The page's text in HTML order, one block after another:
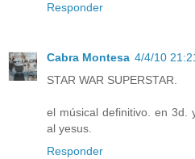
Responder
Cabra Montesa 4/4/10
STAR WAR SUPERSTAR.
el músical definitivo. en 3d.
al yesus.
Responder